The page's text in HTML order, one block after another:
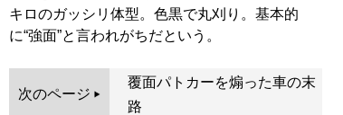
キロのガッシリ体型。色黒で丸刈り。基本的
に“強面”と言われがちだという。
次のページ
覆面パトカーを煽った車の末
路